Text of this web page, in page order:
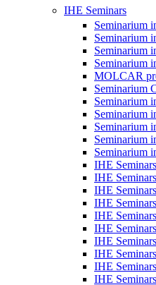
IHE Seminars
Seminarium
Seminarium
Seminarium
Seminarium
MOLCAR
Seminarium
Seminarium
Seminarium
Seminarium
Seminarium
Seminarium
IHE Seminars
IHE Seminars
IHE Seminars
IHE Seminars
IHE Seminars
IHE Seminars
IHE Seminars
IHE Seminars
IHE Seminars
IHE Seminars